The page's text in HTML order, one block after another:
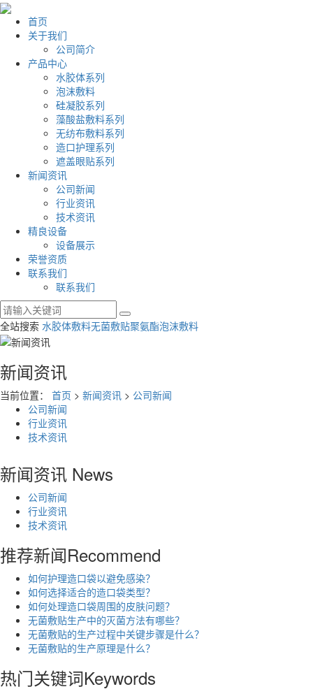
首页
关于我们
公司简介
产品中心
水胶体系列
泡沫敷料
硅凝胶系列
藻酸盐敷料系列
无纺布敷料系列
造口护理系列
遮盖眼贴系列
新闻资讯
公司新闻
行业资讯
技术资讯
精良设备
设备展示
荣誉资质
联系我们
联系我们
全站搜索 水胶体敷料无菌敷贴聚氨酯泡沫敷料
新闻资讯
当前位置： 首页 > 新闻资讯 > 公司新闻
公司新闻
行业资讯
技术资讯
新闻资讯 News
公司新闻
行业资讯
技术资讯
推荐新闻Recommend
如何护理造口袋以避免感染？
如何选择适合的造口袋类型？
如何处理造口袋周围的皮肤问题？
无菌敷贴生产中的灭菌方法有哪些？
无菌敷贴的生产过程中关键步骤是什么？
无菌敷贴的生产原理是什么？
热门关键词Keywords